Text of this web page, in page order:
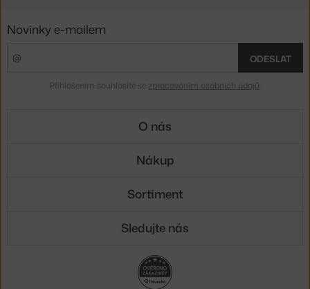
Novinky e-mailem
ODESLAT
Přihlášením souhlasíte se zpracováním osobních údajů
O nás
Nákup
Sortiment
Sledujte nás